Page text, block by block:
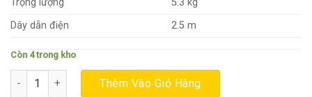
Dây dẫn điện
2.5 m
Còn 4 trong kho
Máy mài góc MAKITA GA7060 180mm 2200W số lượng
Thêm Vào Giỏ Hàng